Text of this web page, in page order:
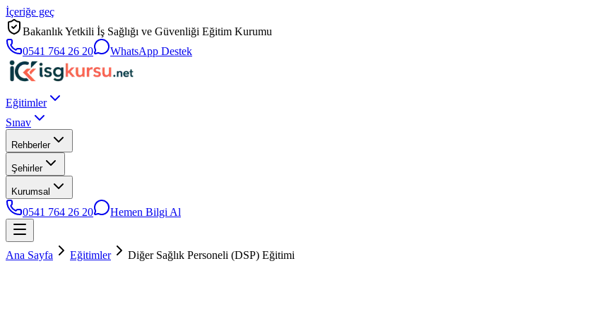
İçeriğe geç
Bakanlık Yetkili İş Sağlığı ve Güvenliği Eğitim Kurumu
0541 764 26 20
WhatsApp Destek
Eğitimler
Sınav
Rehberler
Şehirler
Kurumsal
0541 764 26 20 Hemen Bilgi Al
Ana Sayfa Eğitimler Diğer Sağlık Personeli (DSP) Eğitimi